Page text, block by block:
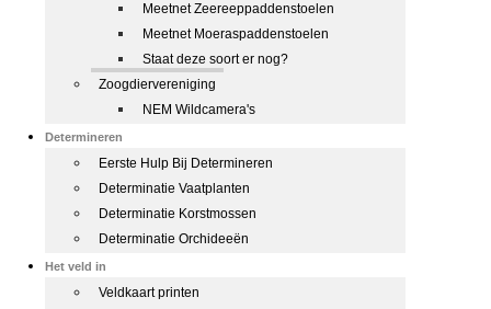
Meetnet Zeereeppaddenstoelen
Meetnet Moeraspaddenstoelen
Staat deze soort er nog?
Zoogdiervereniging
NEM Wildcamera's
Determineren
Eerste Hulp Bij Determineren
Determinatie Vaatplanten
Determinatie Korstmossen
Determinatie Orchideeën
Het veld in
Veldkaart printen